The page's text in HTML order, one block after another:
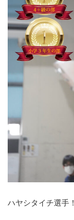
ハヤシタイチ選手！